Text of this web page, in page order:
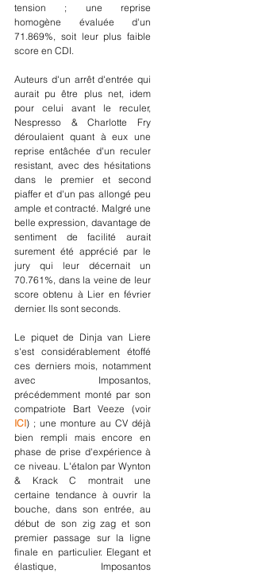
tension ; une reprise
homogène évaluée d'un
71.869%, soit leur plus faible
score en CDI.
Auteurs d'un arrêt d'entrée qui
aurait pu être plus net, idem
pour celui avant le reculer,
Nespresso & Charlotte Fry
déroulaient quant à eux une
reprise entâchée d'un reculer
resistant, avec des hésitations
dans le premier et second
piaffer et d'un pas allongé peu
ample et contracté. Malgré une
belle expression, davantage de
sentiment de facilité aurait
surement été apprécié par le
jury qui leur décernait un
70.761%, dans la veine de leur
score obtenu à Lier en février
dernier. Ils sont seconds.
Le piquet de Dinja van Liere
s'est considérablement étoffé
ces derniers mois, notamment
avec Imposantos,
précédemment monté par son
ICI) ; une monture au CV déjà
bien rempli mais encore en
phase de prise d'expérience à
ce niveau. L'étalon par Wynton
& Krack C montrait une
certaine tendance à ouvrir la
bouche, dans son entrée, au
début de son zig zag et son
premier passage sur la ligne
finale en particulier. Elegant et
élastique, Imposantos